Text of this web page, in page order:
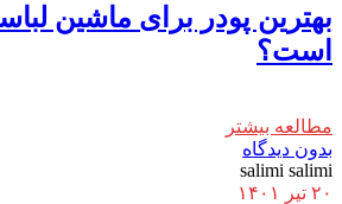
بهترین پودر برای ماشین
است؟
مطالعه بیشتر
بدون دیدگاه
salimi salimi
۲۰ تیر ۱۴۰۱